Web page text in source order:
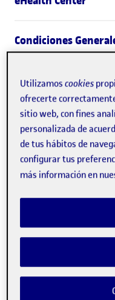
Condiciones
Normativa
Ley 3/1995, de 6
Universitat Oberta
de 21.04.1995)
Ley 17/1997, de
2548, de
Ley 4/2008, de
Código civil de
jurídicas (DOGC
ACUERDO
Utilizamoscookies
ofrecerte
sitio web, con fines
personalizada de
de tus hábitos de
configurar tus
más información en